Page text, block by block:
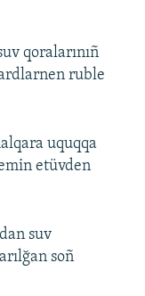
qoralarınıñ
ruble
uquqqa
etüvden
suv
soñ